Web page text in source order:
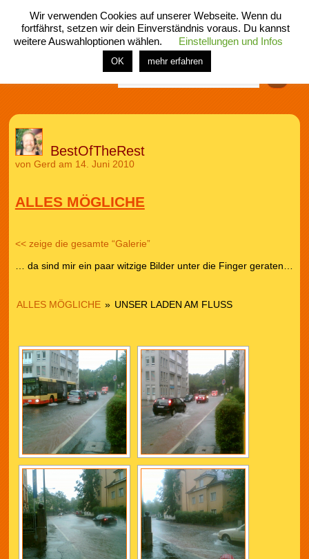
menü
home rubrik buch comic spiel fotos shop
BestOfTheRest
von Gerd am 14. Juni 2010
ALLES MÖGLICHE
<< zeige die gesamte “Galerie”
… da sind mir ein paar witzige Bilder unter die Finger geraten…
ALLES MÖGLICHE » UNSER LADEN AM FLUSS
Wir verwenden Cookies auf unserer Webseite. Wenn du
fortfährst, setzen wir dein Einverständnis voraus. Du kannst
weitere Auswahloptionen wählen.
Einstellungen und Infos
OK mehr erfahren